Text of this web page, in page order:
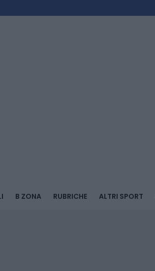
B ZONA RUBRICHE ALTRI SPORT